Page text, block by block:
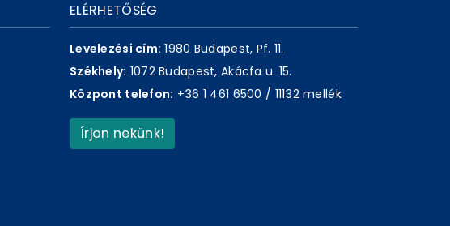
ELÉRHETŐSÉG
Levelezési cím: 1980 Budapest, Pf. 11.
Székhely: 1072 Budapest, Akácfa u. 15.
Központ telefon: +36 1 461 6500 / 11132 mellék
Írjon nekünk!